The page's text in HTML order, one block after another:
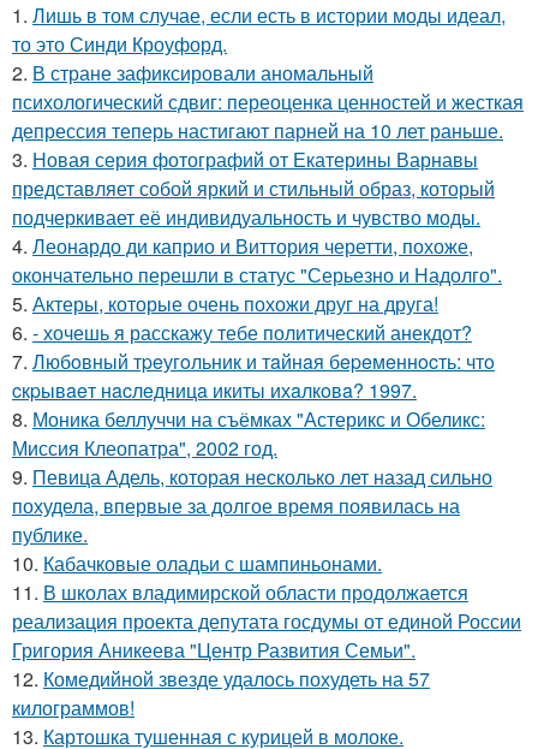
1. Лишь в том случае, если есть в истории моды идеал,
то это Синди Кроуфорд.
2. В стране зафиксировали аномальный
психологический сдвиг: переоценка ценностей и жесткая
депрессия теперь настигают парней на 10 лет раньше.
3. Новая серия фотографий от Екатерины Варнавы
представляет собой яркий и стильный образ, который
подчеркивает её индивидуальность и чувство моды.
4. Леонардо ди каприо и Виттория черетти, похоже,
окончательно перешли в статус "Серьезно и Надолго".
5. Актеры, которые очень похожи друг на друга!
6. - хочешь я расскажу тебе политический анекдот?
7. Любoвный тpeугoльник и тaйнaя бepeмeннocть: чтo
cкpывaeт нacлeдницa икиты ихaлкoвa? 1997.
8. Моника беллуччи на съёмках "Астерикс и Обеликс:
Миссия Клеопатра", 2002 год.
9. Певица Адель, которая несколько лет назад сильно
похудела, впервые за долгое время появилась на
публике.
10. Кабачковые оладьи с шампиньонами.
11. В школах владимирской области продолжается
реализация проекта депутата госдумы от единой России
Григория Аникеева "Центр Развития Семьи".
12. Комедийной звезде удалось похудеть на 57
килограммов!
13. Картошка тушенная с курицей в молоке.